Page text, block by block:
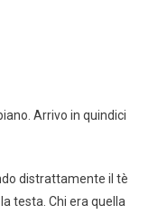
Arrivo in quindici
distrattamente il tè
testa. Chi era quella